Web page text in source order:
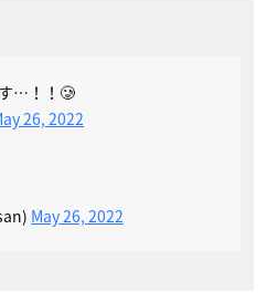
…！！🥲
26, 2022
May 26, 2022